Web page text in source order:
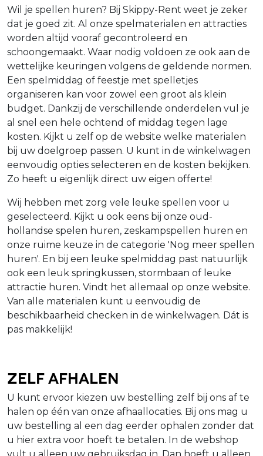
Wil je spellen huren? Bij Skippy-Rent weet je zeker
dat je goed zit. Al onze spelmaterialen en attracties
worden altijd vooraf gecontroleerd en
schoongemaakt. Waar nodig voldoen ze ook aan de
wettelijke keuringen volgens de geldende normen.
Een spelmiddag of feestje met spelletjes
organiseren kan voor zowel een groot als klein
budget. Dankzij de verschillende onderdelen vul je
al snel een hele ochtend of middag tegen lage
kosten. Kijkt u zelf op de website welke materialen
bij uw doelgroep passen. U kunt in de winkelwagen
eenvoudig opties selecteren en de kosten bekijken.
Zo heeft u eigenlijk direct uw eigen offerte!
Wij hebben met zorg vele leuke spellen voor u
geselecteerd. Kijkt u ook eens bij onze oud-
hollandse spelen huren, zeskampspellen huren en
onze ruime keuze in de categorie 'Nog meer spellen
huren'. En bij een leuke spelmiddag past natuurlijk
ook een leuk springkussen, stormbaan of leuke
attractie huren. Vindt het allemaal op onze website.
Van alle materialen kunt u eenvoudig de
beschikbaarheid checken in de winkelwagen. Dát is
pas makkelijk!
Zelf afhalen
U kunt ervoor kiezen uw bestelling zelf bij ons af te
halen op één van onze afhaallocaties. Bij ons mag u
uw bestelling al een dag eerder ophalen zonder dat
u hier extra voor hoeft te betalen. In de webshop
vult u alleen uw gebruiksdag in. Dan hoeft u alleen